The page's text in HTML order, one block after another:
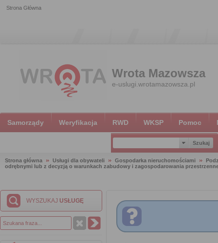
Strona Główna
Wrota Mazowsza
e-uslugi.wrotamazowsza.pl
Samorządy Weryfikacja RWD WKSP Pomoc
Strona główna Usługi dla obywateli Gospodarka nieruchomościami
odrębnymi lub z decyzją o warunkach zabudowy i zagospodarowania
WYSZUKAJ USŁUGĘ